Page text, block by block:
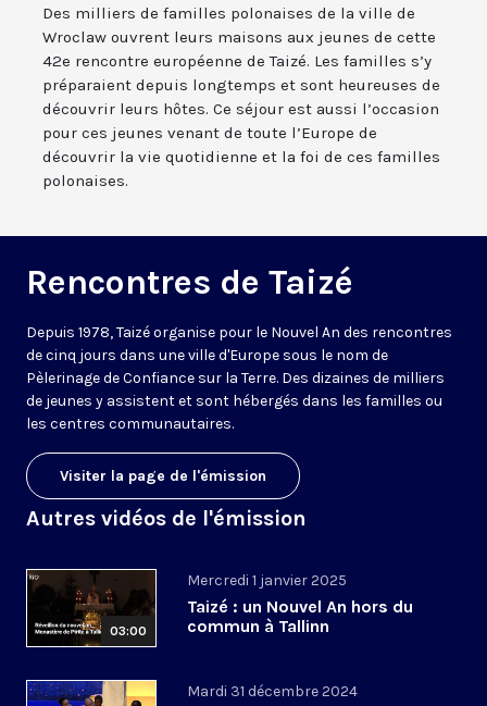
Des milliers de familles polonaises de la ville de
Wroclaw ouvrent leurs maisons aux jeunes de cette
42e rencontre européenne de Taizé. Les familles s’y
préparaient depuis longtemps et sont heureuses de
découvrir leurs hôtes. Ce séjour est aussi l’occasion
pour ces jeunes venant de toute l’Europe de
découvrir la vie quotidienne et la foi de ces familles
polonaises.
Rencontres de Taizé
Depuis 1978, Taizé organise pour le Nouvel An des rencontres
de cinq jours dans une ville d'Europe sous le nom de
Pèlerinage de Confiance sur la Terre. Des dizaines de milliers
de jeunes y assistent et sont hébergés dans les familles ou
les centres communautaires.
Visiter la page de l'émission
Autres vidéos de l'émission
03:00
Mercredi 1 janvier 2025
Taizé : un Nouvel An hors du
commun à Tallinn
Mardi 31 décembre 2024